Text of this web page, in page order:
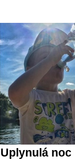
Uplynulá noc